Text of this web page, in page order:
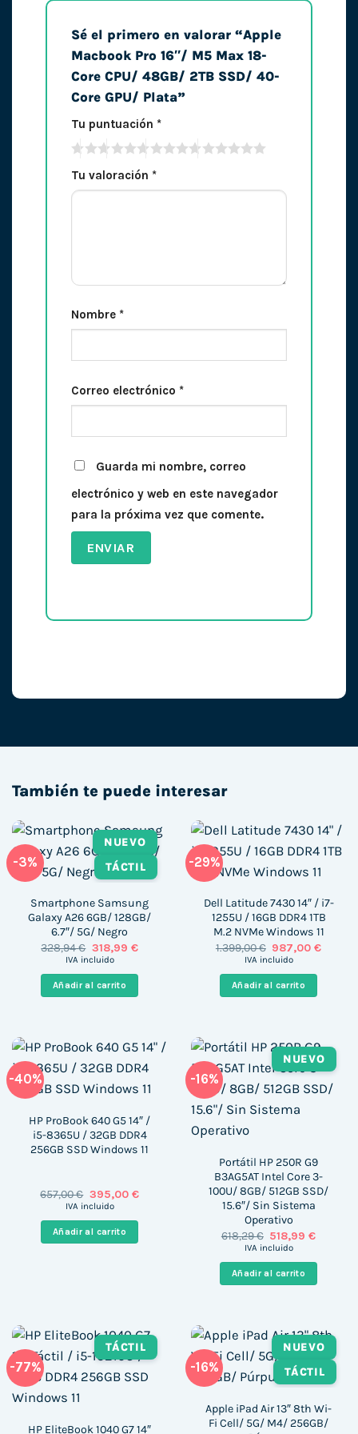
Sé el primero en valorar “Apple
Macbook Pro 16″/ M5 Max 18-
Core CPU/ 48GB/ 2TB SSD/ 40-
Core GPU/ Plata”
Tu puntuación *
Tu valoración *
Nombre *
Correo electrónico *
Guarda mi nombre, correo
electrónico y web en este navegador
para la próxima vez que comente.
También te puede interesar
-3%
NUEVO
TÁCTIL
Smartphone Samsung
Galaxy A26 6GB/ 128GB/
6.7″/ 5G/ Negro
328,94€ El
precio
era:
328,94 €.
318,99 €El
es:
318,99 €.
IVA incluido
Añadir al carrito
-29%
Dell Latitude 7430 14″ / i7-
1255U / 16GB DDR4 1TB
M.2 NVMe Windows 11
1.399,00€ El
precio
era:
1.399,00 €.
987,00€El
IVA incluido
Añadir al carrito
-40%
HP ProBook 640 G5 14″ /
i5-8365U / 32GB DDR4
256GB SSD Windows 11
657,00€ El
precio
era:
657,00 €.
395,00 €El
es:
395,00 €.
IVA incluido
Añadir al carrito
-16%
NUEVO
Portátil HP 250R G9
B3AG5AT Intel Core 3-
100U/ 8GB/ 512GB SSD/
15.6″/ Sin Sistema
Operativo
618,29€ El
precio
era:
618,29 €.
518,99€El
es:
518,99
IVA incluido
Añadir al carrito
-77%
TÁCTIL
HP EliteBook 1040 G7 14″
-16%
NUEVO
TÁCTIL
Apple iPad Air 13″ 8th Wi-
Fi Cell/ 5G/ M4/ 256GB/